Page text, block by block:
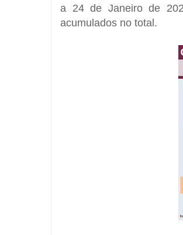
a 24 de Janeiro de
acumulados no total.